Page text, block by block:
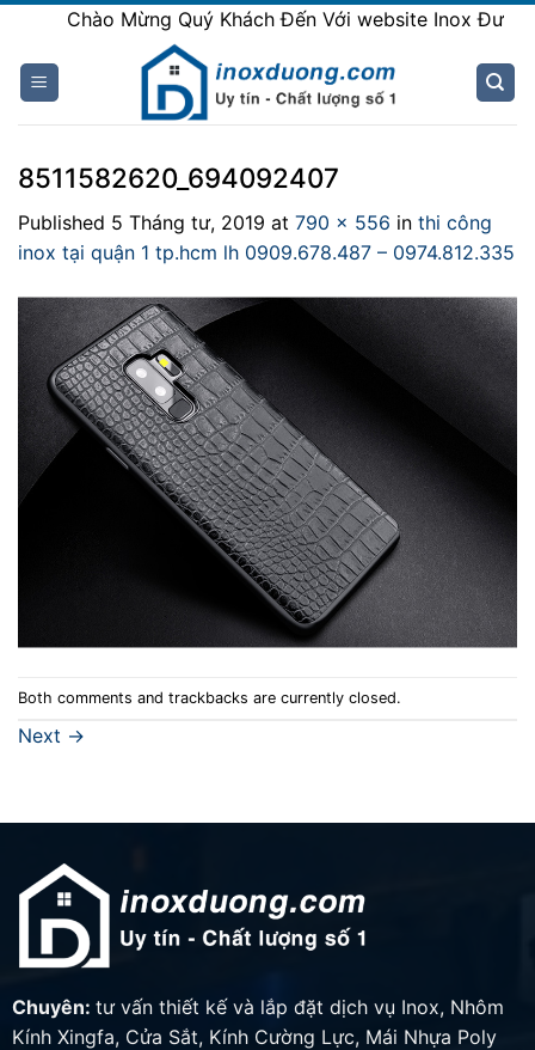
content
Chào Mừng Quý Khách Đến Với website Inox Đương
8511582620_694092407
Published 5 Tháng tư, 2019 at 790 × 556 in thi công
inox tại quận 1 tp.hcm lh 0909.678.487 – 0974.812.335
Both comments and trackbacks are currently closed.
Next →
Chuyên: tư vấn thiết kế và lắp đặt dịch vụ Inox, Nhôm
Kính Xingfa, Cửa Sắt, Kính Cường Lực, Mái Nhựa Poly